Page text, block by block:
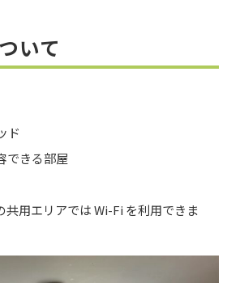
いて
ド
できる部屋
共用エリアでは Wi-Fi を利用できま